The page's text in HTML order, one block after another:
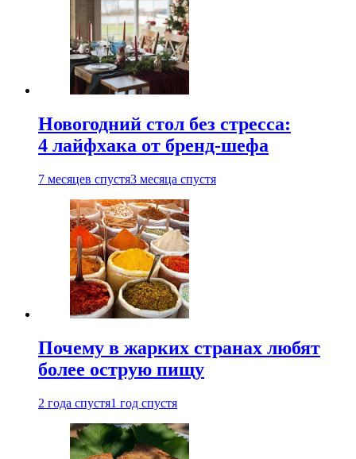
Новогодний стол без стресса:
4 лайфхака от бренд-шефа
7 месяцев спустя3 месяца спустя
Почему в жарких странах любят
более острую пищу
2 года спустя1 год спустя